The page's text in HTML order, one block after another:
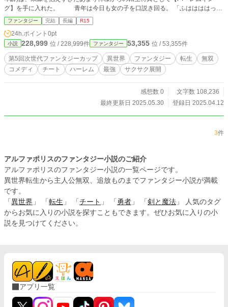
グ】を手に入れた。 青年は今日も女の子を口説き回る。 「ふははははっ！
ファンタジー 完結 長編 R15
24h.ポイント 0pt
小説 228,999 位 / 228,999件 ファンタジー 53,355 位 / 53,355件
第5回次世代ファンタジーカップ 異世界 ファンタジー 転生
無双
コメディ
チート ハーレム 最強 サクサク展開
感想数 0
文字数 108,236
最終更新日 2025.05.30
登録日 2025.04.12
3件
アルファポリスのファンタジー小説のご紹介
アルファポリスのファンタジー小説の一覧ページです。
異世界転生から主人公無双、追放ものまでファンタジー小説が満載
です。
「 異世界 」 「 転生 」 「 チート 」 「 勇者 」 「 剣と魔法 」 人気のタグ
からお気に入りの小説を探すこともできます。ぜひお気に入りの小
説を見つけてください。
アプリ一覧